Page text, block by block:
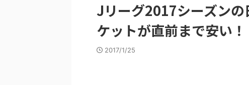
Jリーグ2017シーズン
ケットが直前まで安い！
2017/1/25